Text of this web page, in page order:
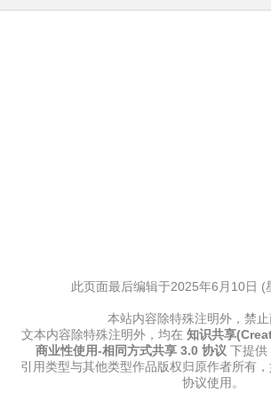
此页面最后编辑于2025年6月10日 (
本站内容除特殊注明外，禁
文本内容除特殊注明外，均在 知识共享
商业性使用-相同方式共享 3.0 协议 下提供
引用类型与其他类型作品版权归原作者所有
协议使用。